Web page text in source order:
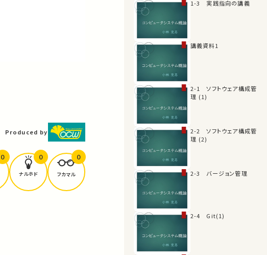
Produced by
0
ナルホド
0
フカマル
0
1-3 実践指向の講義
講義資料1
2-1 ソフトウェア構成管
理 (1)
2-2 ソフトウェア構成管
理 (2)
2-3 バージョン管理
2-4 Git(1)